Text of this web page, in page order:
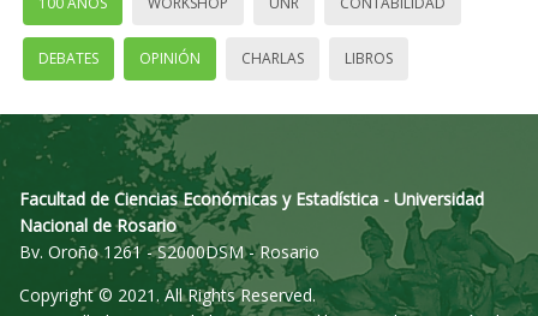
DEBATES OPINIÓN CHARLAS LIBROS
Facultad de Ciencias Económicas y Estadística - Universidad
Nacional de Rosario
Bv. Oroño 1261 - S2000DSM - Rosario
Copyright © 2021. All Rights Reserved.